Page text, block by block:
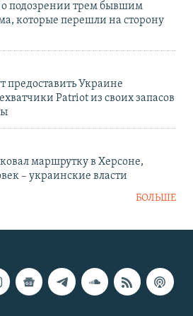
подозрении трем бывшим
которые перешли на сторону
предоставить Украине
Patriot из своих запасов
маршрутку в Херсоне,
– украинские власти
БОЛЬШЕ